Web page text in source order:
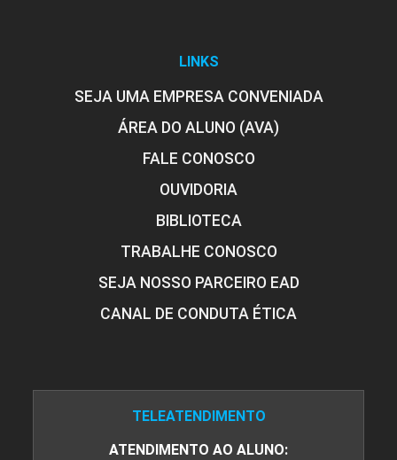
LINKS
SEJA UMA EMPRESA CONVENIADA
ÁREA DO ALUNO (AVA)
FALE CONOSCO
OUVIDORIA
BIBLIOTECA
TRABALHE CONOSCO
SEJA NOSSO PARCEIRO EAD
CANAL DE CONDUTA ÉTICA
TELEATENDIMENTO
ATENDIMENTO AO ALUNO: